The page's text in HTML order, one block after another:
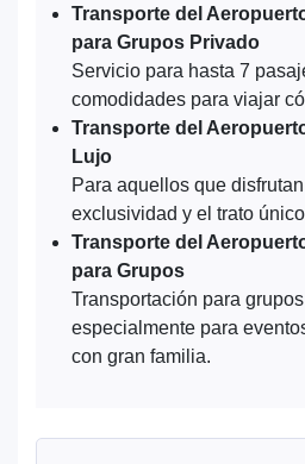
Transporte del
para Grupos Privado
Servicio para hasta 7
comodidades para viajar
Transporte del
Lujo
Para aquellos que
exclusividad y el trato
Transporte del
para Grupos
Transportación para
especialmente para
con gran familia.